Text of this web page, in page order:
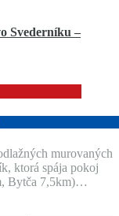
Svederníku –
murovaných
ktorá spája pokoj
Bytča 7,5km)…